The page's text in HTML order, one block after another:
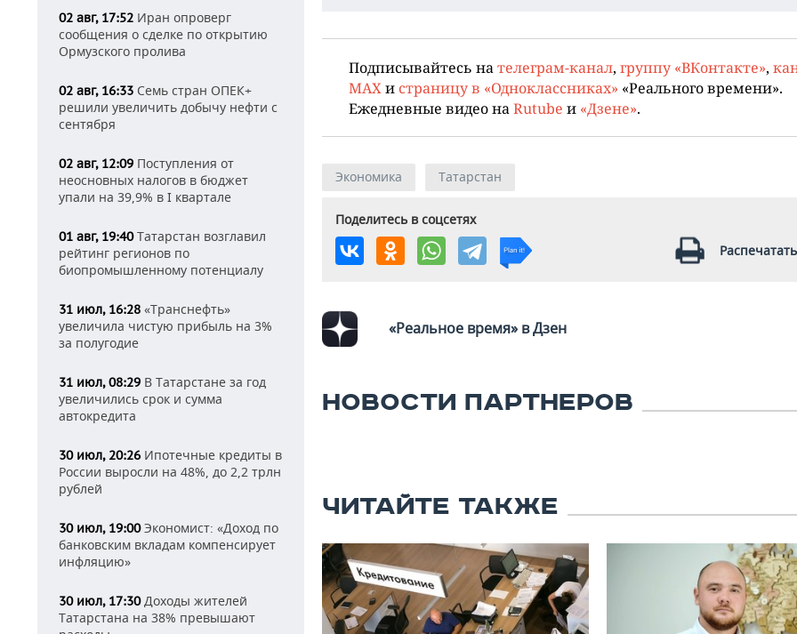
02 авг, 17:52 Иран опроверг
сообщения о сделке по открытию
Ормузского пролива
02 авг, 16:33 Семь стран ОПЕК+
решили увеличить добычу нефти с
сентября
02 авг, 12:09 Поступления от
неосновных налогов в бюджет
упали на 39,9% в I квартале
01 авг, 19:40Татарстан возглавил
рейтинг регионов по
биопромышленному потенциалу
31 июл, 16:28 «Транснефть»
увеличила чистую прибыль на 3%
за полугодие
31 июл, 08:29 В Татарстане за год
увеличились срок и сумма
автокредита
30 июл, 20:26 Ипотечные кредиты в
России выросли на 48%, до 2,2 трлн
рублей
30 июл, 19:00Экономист: «Доход по
банковским вкладам компенсирует
инфляцию»
30 июл, 17:30Доходы жителей
Татарстана на 38% превышают
Подписывайтесь на телеграм-канал, группу «ВКонтакте»,
MAX и страницу в «Одноклассниках» «Реального времени».
Ежедневные видео на Rutube и «Дзене».
Экономика Татарстан
Поделитесь в соцсетях
«Реальное время» в Дзен
НОВОСТИ ПАРТНЕРОВ
ЧИТАЙТЕ ТАКЖЕ